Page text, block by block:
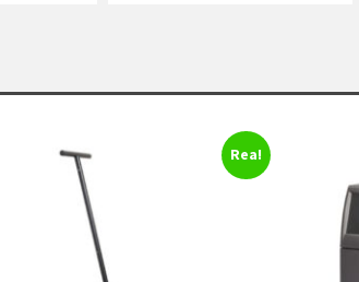
Rea!